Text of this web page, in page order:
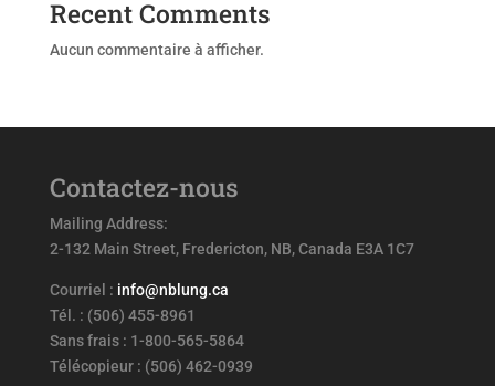
Recent Comments
Aucun commentaire à afficher.
Contactez-nous
Mailing Address:
2-132 Main Street, Fredericton, NB, Canada E3A 1C7
Courriel : info@nblung.ca
Tél. : (506) 455-8961
Sans frais : 1-800-565-5864
Télécopieur : (506) 462-0939